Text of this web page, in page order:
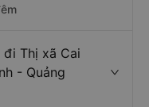
đi Thị xã Cai
- Quảng